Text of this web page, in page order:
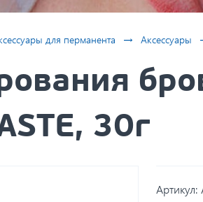
для перманента → Аксессуары
30г
Артикул: